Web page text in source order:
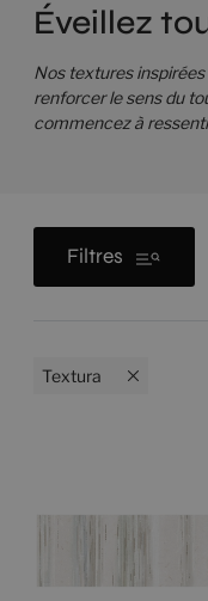
Éveillez
Nos textures
renforcer le sens du
commencez à
Filtres
Textura